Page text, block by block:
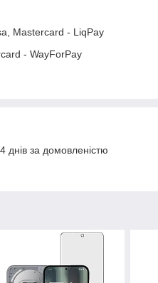
Mastercard - LiqPay
- WayForPay
днів за домовленістю